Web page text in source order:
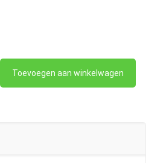
Toevoegen aan winkelwagen